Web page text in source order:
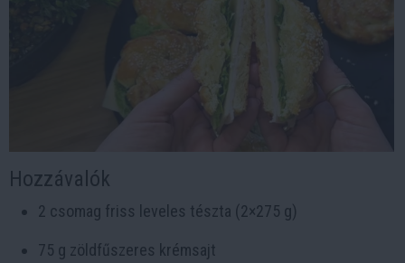
Hozzávalók
2 csomag friss leveles tészta (2×275 g)
75 g zöldfűszeres krémsajt